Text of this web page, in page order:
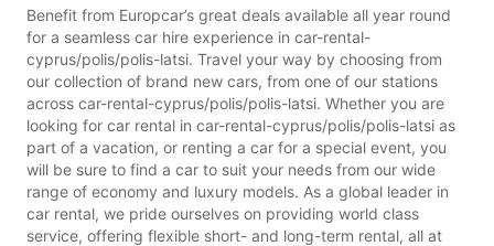
Benefit from Europcar’s great deals available all year round
for a seamless car hire experience in car-rental-
cyprus/polis/polis-latsi. Travel your way by choosing from
our collection of brand new cars, from one of our stations
across car-rental-cyprus/polis/polis-latsi. Whether you are
looking for car rental in car-rental-cyprus/polis/polis-latsi as
part of a vacation, or renting a car for a special event, you
will be sure to find a car to suit your needs from our wide
range of economy and luxury models. As a global leader in
car rental, we pride ourselves on providing world class
service, offering flexible short- and long-term rental, all at